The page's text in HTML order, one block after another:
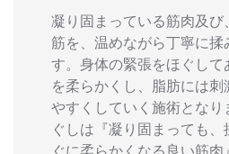
凝り固まっている筋肉及び
筋を、温めながら丁寧に揉
す。身体の緊張をほぐして
を柔らかくし、脂肪には
やすくしていく施術となり
ぐしは『凝り固まっても